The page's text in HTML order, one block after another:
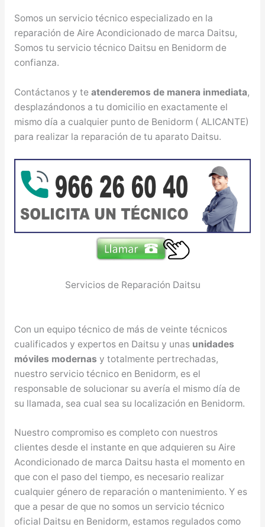
Somos un servicio técnico especializado en la
reparación de Aire Acondicionado de marca Daitsu,
Somos tu servicio técnico Daitsu en Benidorm de
confianza.
Contáctanos y te atenderemos de manera inmediata,
desplazándonos a tu domicilio en exactamente el
mismo día a cualquier punto de Benidorm ( ALICANTE)
para realizar la reparación de tu aparato Daitsu.
Servicios de Reparación Daitsu
Con un equipo técnico de más de veinte técnicos
cualificados y expertos en Daitsu y unas unidades
móviles modernas y totalmente pertrechadas,
nuestro servicio técnico en Benidorm, es el
responsable de solucionar su avería el mismo día de
su llamada, sea cual sea su localización en Benidorm.
Nuestro compromiso es completo con nuestros
clientes desde el instante en que adquieren su Aire
Acondicionado de marca Daitsu hasta el momento en
que con el paso del tiempo, es necesario realizar
cualquier género de reparación o mantenimiento. Y es
que a pesar de que no somos un servicio técnico
oficial Daitsu en Benidorm, estamos regulados como